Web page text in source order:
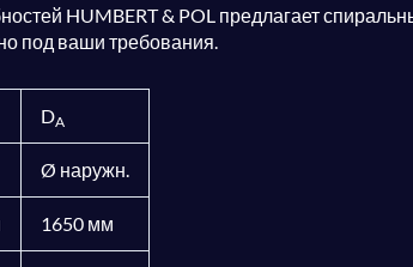
HUMBERT & POL предлагает
под ваши требования.
DA
Ø наружн.
1650 мм